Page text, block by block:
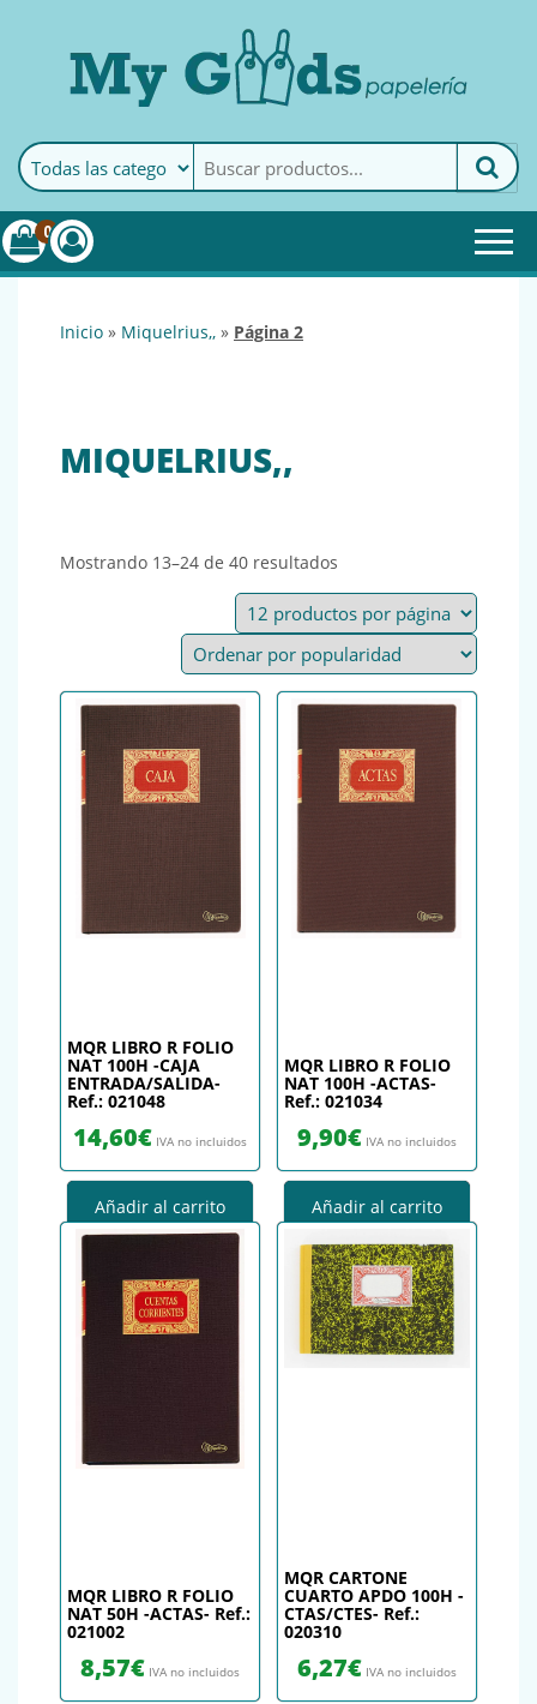
MyGoods · PapeleríaMy Goods es tu papelería
online de confianza. Podrás
encontrar todo lo necesario
0
inicio » miquelrius,, » página 2
MIQUELRIUS,,
Mostrando 13–24 de 40 resultados
MQR LIBRO R FOLIO
NAT 100H -CAJA
ENTRADA/SALIDA-
Ref.: 021048
14,60€ IVA no incluidos
Añadir al carrito
MQR LIBRO R FOLIO
NAT 100H -ACTAS-
Ref.: 021034
9,90€ IVA no incluidos
Añadir al carrito
MQR LIBRO R FOLIO
NAT 50H -ACTAS- Ref.:
021002
8,57€ IVA no incluidos
MQR CARTONE
CUARTO APDO 100H -
CTAS/CTES- Ref.:
020310
6,27€ IVA no incluidos